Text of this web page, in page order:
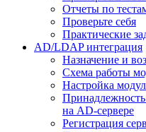
Отчеты по
Проверьте себя
Практические
AD/LDAP интеграция
Назначение и
Схема работы
Настройка
Принадлежность
на AD-сервере
Регистрация